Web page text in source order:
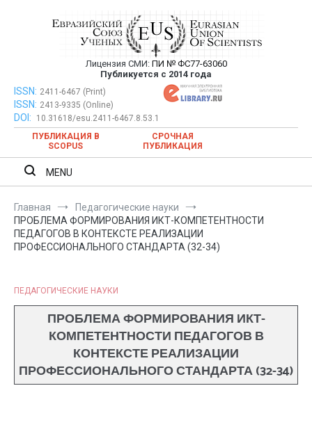
Евразийский Союз Ученых —
публикация научных статей в
ежемесячном научном журнале
Лицензия СМИ: ПИ № ФС77-63060
Публикуется с 2014 года
Евразийский Союз Ученых — публикация научных статей в
ежемесячном научном журнале
ISSN: 2411-6467 (Print)
ISSN: 2413-9335 (Online)
DOI:
10.31618/esu.2411-6467.8.53.1
ПУБЛИКАЦИЯ В
SCOPUS
СРОЧНАЯ
ПУБЛИКАЦИЯ
MENU
Главная
Педагогические науки
ПРОБЛЕМА ФОРМИРОВАНИЯ ИКТ-КОМПЕТЕНТНОСТИ
ПЕДАГОГОВ В КОНТЕКСТЕ РЕАЛИЗАЦИИ
ПРОФЕССИОНАЛЬНОГО СТАНДАРТА (32-34)
ПЕДАГОГИЧЕСКИЕ НАУКИ
ПРОБЛЕМА ФОРМИРОВАНИЯ ИКТ-
КОМПЕТЕНТНОСТИ ПЕДАГОГОВ В
КОНТЕКСТЕ РЕАЛИЗАЦИИ
ПРОФЕССИОНАЛЬНОГО СТАНДАРТА (32-34)